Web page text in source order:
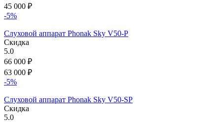
45 000 ₽
-5%
Слуховой аппарат Phonak Sky V50-P
Скидка
5.0
66 000 ₽
63 000 ₽
-5%
Слуховой аппарат Phonak Sky V50-SP
Скидка
5.0